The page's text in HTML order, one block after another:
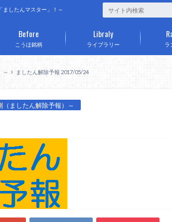
したんマスター」！～
こうほ銘柄
Before
ライブラリー
Libraly
ラ
～ ましたん解除予報 2017/05/24
ましたん解除予報）～